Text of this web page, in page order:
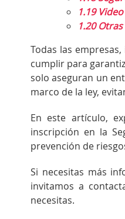
1.19Video
1.20Otras
Todas las
cumplir para
solo aseguran un
marco de la ley,
En este artículo,
inscripción en la
prevención de
Si necesitas más
invitamos a
necesitas.